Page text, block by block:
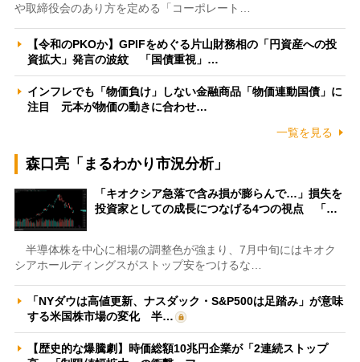
や取締役会のあり方を定める「コーポレート…
【令和のPKOか】GPIFをめぐる片山財務相の「円資産への投
資拡大」発言の波紋 「国債重視」…
インフレでも「物価負け」しない金融商品「物価連動国債」に
注目 元本が物価の動きに合わせ…
一覧を見る
森口亮「まるわかり市況分析」
「キオクシア急落で含み損が膨らんで…」損失を
投資家としての成長につなげる4つの視点 「…
半導体株を中心に相場の調整色が強まり、7月中旬にはキオク
シアホールディングスがストップ安をつけるな…
「NYダウは高値更新、ナスダック・S&P500は足踏み」が意味
する米国株市場の変化 半…
【歴史的な爆騰劇】時価総額10兆円企業が「2連続ストップ